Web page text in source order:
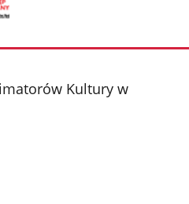
Kultury w